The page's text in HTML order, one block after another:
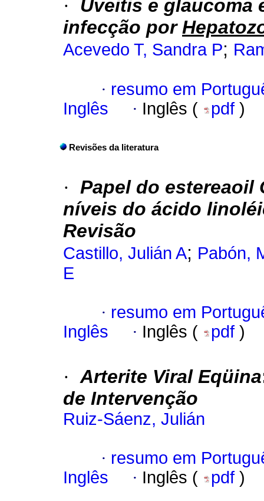
·
Uveitis e glaucoma
infecção por
Acevedo T, Sandra P;
· resumo em
Inglês
· Inglês ( pdf )
Revisões da literatura
· Papel do estereaoil
níveis do ácido
Revisão
Castillo, Julián A; Pabón,
E
· resumo em
Inglês
· Inglês ( pdf )
· Arterite Viral Eqüina
de Intervenção
Ruiz-Sáenz, Julián
· resumo em
Inglês
· Inglês ( pdf )